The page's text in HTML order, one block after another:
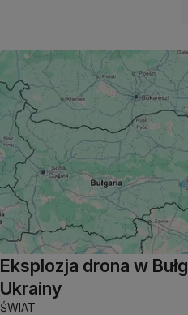
Eksplozja drona w
Ukrainy
ŚWIAT